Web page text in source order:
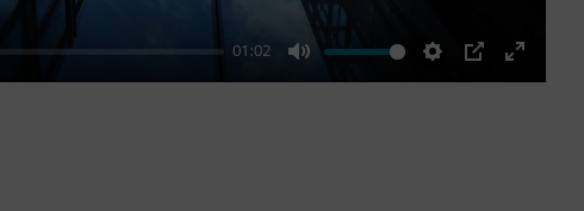
01:02
Mute Settings
PIP
Enter